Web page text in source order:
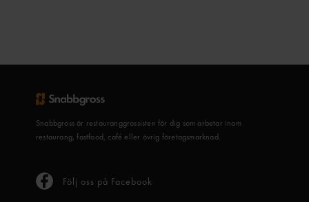
Snabbgross är restauranggrossisten för dig som arbetar inom
restaurang, fastfood, café eller övrig företagsmarknad.
Följ oss på Facebook